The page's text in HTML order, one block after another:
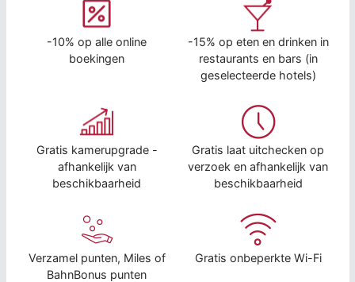
-10% op alle online
boekingen
-15% op eten en drinken in
restaurants en bars (in
geselecteerde hotels)
Gratis kamerupgrade -
afhankelijk van
beschikbaarheid
Gratis laat uitchecken op
verzoek en afhankelijk van
beschikbaarheid
Verzamel punten, Miles of
BahnBonus punten
Gratis onbeperkte Wi-Fi